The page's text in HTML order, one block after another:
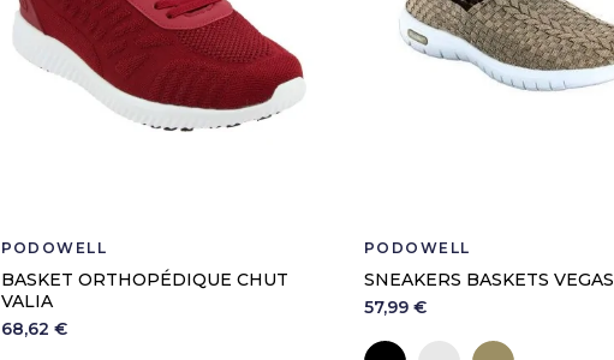
PODOWELL
BASKET ORTHOPÉDIQUE CHUT
VALIA
68,62 €
PODOWELL
SNEAKERS BASKETS VEGAS
57,99 €